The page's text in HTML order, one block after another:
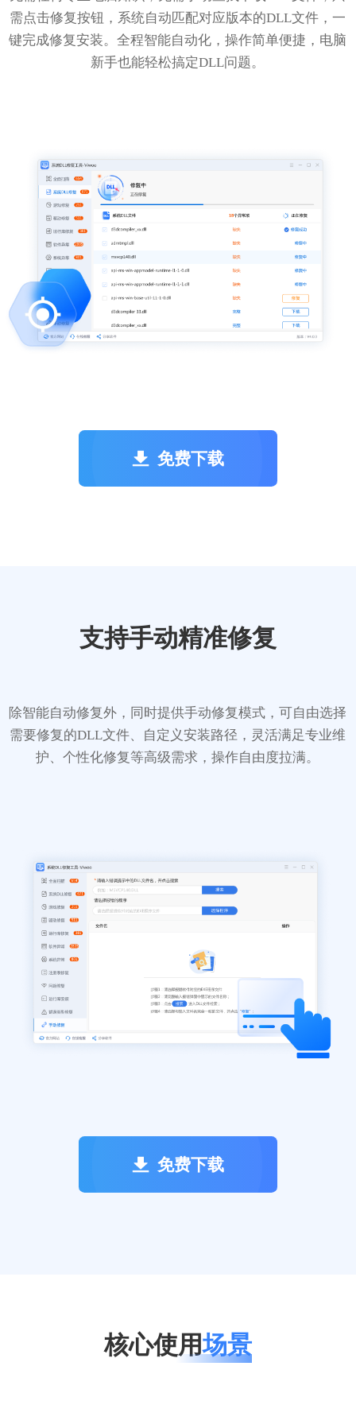
需点击修复按钮，系统自动匹配对应版本的DLL文件，一
键完成修复安装。全程智能自动化，操作简单便捷，电脑
新手也能轻松搞定DLL问题。
免费下载
支持手动精准修复
除智能自动修复外，同时提供手动修复模式，可自由选择
需要修复的DLL文件、自定义安装路径，灵活满足专业维
护、个性化修复等高级需求，操作自由度拉满。
免费下载
核心使用场景